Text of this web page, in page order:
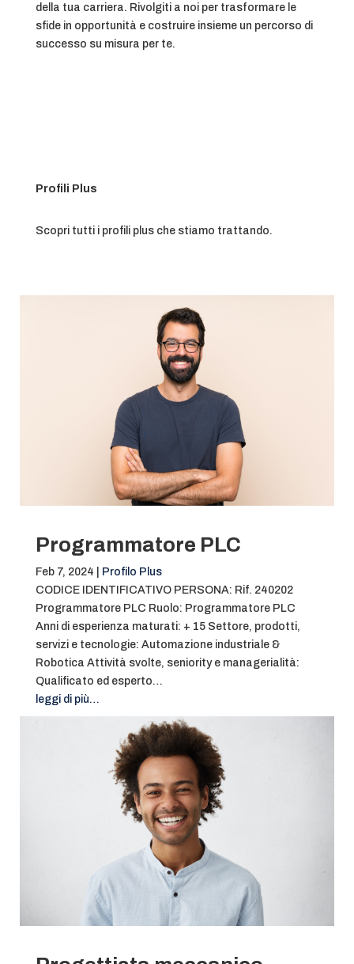
della tua carriera. Rivolgiti a noi per trasformare le
sfide in opportunità e costruire insieme un percorso di
successo su misura per te.
Profili Plus
Scopri tutti i profili plus che stiamo trattando.
Programmatore PLC
Feb 7, 2024
Profilo Plus
CODICE IDENTIFICATIVO PERSONA: Rif. 240202
Programmatore PLC Ruolo: Programmatore PLC
Anni di esperienza maturati: + 15 Settore, prodotti,
servizi e tecnologie: Automazione industriale &
Robotica Attività svolte, seniority e managerialità:
Qualificato ed esperto…
leggi di più…